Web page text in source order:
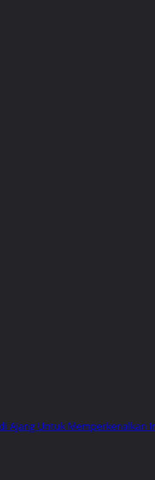
Ajang Untuk Memperkenalkan